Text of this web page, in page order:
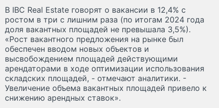
В IBC Real Estate говорят о вакансии в 12,4% с
ростом в три с лишним раза (по итогам 2024 года
доля вакантных площадей не превышала 3,5%).
«Рост вакантного предложения на рынке был
обеспечен вводом новых объектов и
высвобождением площадей действующими
арендаторами в ходе оптимизации использования
складских площадей, - отмечают аналитики. -
Увеличение объема вакантных площадей привело к
снижению арендных ставок».